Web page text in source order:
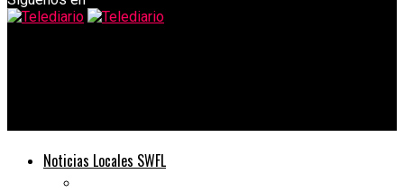
Noticias Locales SWFL